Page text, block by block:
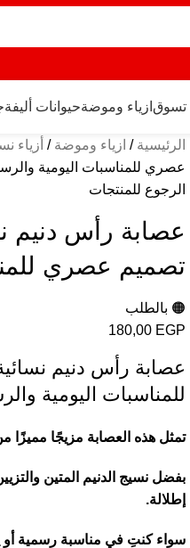
ازياء وموضةحيوانات أليفة
الرئيسية ازياء وموضة أزياء
عصري للمناسبات اليومية
الرجوع للمنتجات
عصابة رأس دنيم
تصميم عصري
🟠 بالطلب
180,00 EGP
عصابة رأس دنيم
للمناسبات اليومية
تمثل هذه العصابة مزيجًا مميزًا
بفضل نسيج الدنيم المتين
إطلالة.
سواء كنتِ في مناسبة رسمية أو